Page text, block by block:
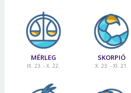
MÉRLEG
IX. 23. - X. 22.
SKORPIÓ
X. 23. - XI. 21.